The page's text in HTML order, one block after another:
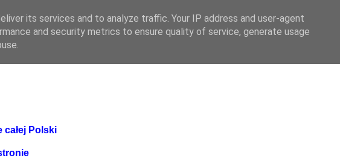
Polski
its services and to analyze traffic. Your IP address and user-agent
and security metrics to ensure quality of service, generate usage